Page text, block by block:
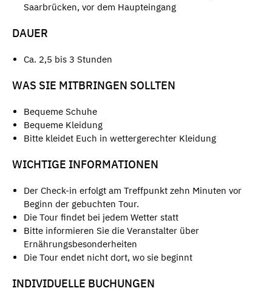
Saarbrücken, vor dem Haupteingang
DAUER
Ca. 2,5 bis 3 Stunden
WAS SIE MITBRINGEN SOLLTEN
Bequeme Schuhe
Bequeme Kleidung
Bitte kleidet Euch in wettergerechter Kleidung
WICHTIGE INFORMATIONEN
Der Check-in erfolgt am Treffpunkt zehn Minuten vor
Beginn der gebuchten Tour.
Die Tour findet bei jedem Wetter statt
Bitte informieren Sie die Veranstalter über
Ernährungsbesonderheiten
Die Tour endet nicht dort, wo sie beginnt
INDIVIDUELLE BUCHUNGEN